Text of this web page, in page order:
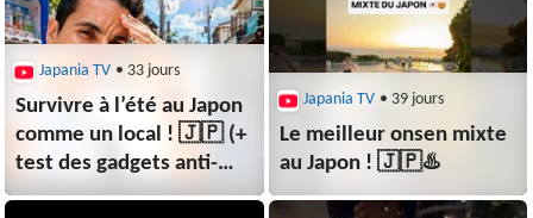
Japania TV • 33 jours
Survivre à l’été au Japon
comme un local ! 🇯🇵 (+
test des gadgets anti-
canicule)
Japania TV • 39 jours
Le meilleur onsen mixte
au Japon ! 🇯🇵♨️